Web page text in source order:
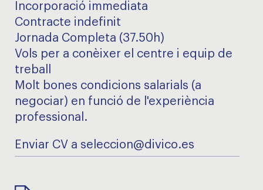
Incorporació immediata
Contracte indefinit
Jornada Completa (37.50h)
Vols per a conèixer el centre i equip de
treball
Molt bones condicions salarials (a
negociar) en funció de l'experiència
professional.
Enviar CV a seleccion@divico.es